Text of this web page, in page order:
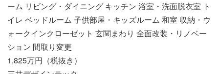
ーム リビング・ダイニング キッチン 浴室・洗面脱衣室 ト
イレ ベッドルーム 子供部屋・キッズルーム 和室 収納・ウ
ォークインクローゼット 玄関まわり 全面改装・リノベー
ション 間取り変更
1,825万円（税抜き）